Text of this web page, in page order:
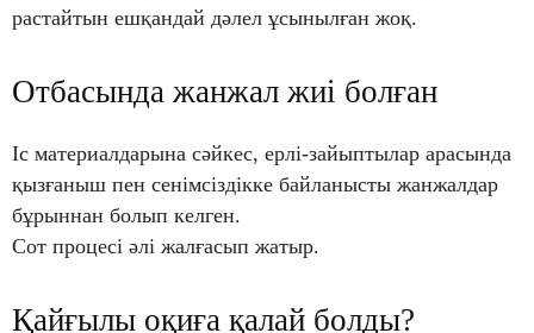
растайтын ешқандай дәлел ұсынылған жоқ.
Отбасында жанжал жиі болған
Іс материалдарына сәйкес, ерлі-зайыптылар арасында
қызғаныш пен сенімсіздікке байланысты жанжалдар
бұрыннан болып келген.
Сот процесі әлі жалғасып жатыр.
Қайғылы оқиға қалай болды?